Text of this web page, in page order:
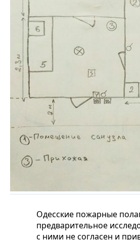
Одесские пожарные
предварительное
с ними не согласен и